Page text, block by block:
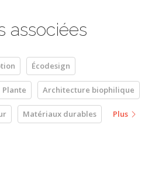
associées
Écodesign
Plante Architecture biophilique
Matériaux durables Plus